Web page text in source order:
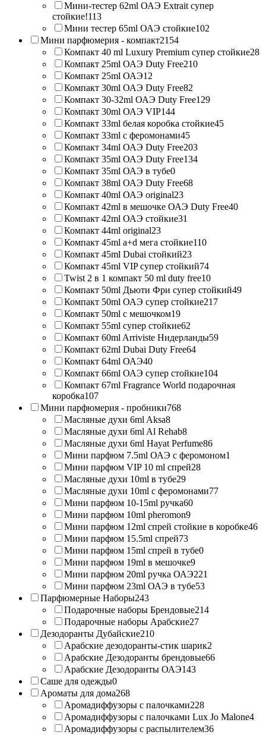
Мини-тестер 62ml ОАЭ Extrait супер
стойкие!113
Мини тестер 65ml ОАЭ стойкие102
Мини парфюмерия - компакт2154
Компакт 40 ml Luxury Premium супер стойкие28
Компакт 25ml ОАЭ Duty Free210
Компакт 25ml ОАЭ12
Компакт 30ml ОАЭ Duty Free82
Компакт 30-32ml ОАЭ Duty Free129
Компакт 30ml ОАЭ VIP144
Компакт 33ml белая коробка стойкие45
Компакт 33ml с феромонами45
Компакт 34ml ОАЭ Duty Free203
Компакт 35ml ОАЭ Duty Free134
Компакт 35ml ОАЭ в тубе0
Компакт 38ml ОАЭ Duty Free68
Компакт 40ml ОАЭ original23
Компакт 42ml в мешочке ОАЭ Duty Free40
Компакт 42ml ОАЭ стойкие31
Компакт 44ml original23
Компакт 45ml a+d мега стойкие110
Компакт 45ml Dubai стойкий23
Компакт 45ml VIP супер стойкий74
Twist 2 в 1 компакт 50 ml duty free10
Компакт 50ml Дьюти Фри супер стойкий49
Компакт 50ml ОАЭ супер стойкие217
Компакт 50ml с мешочком19
Компакт 55ml супер стойкие62
Компакт 60ml Arriviste Нидерланды59
Компакт 62ml Dubai Duty Free64
Компакт 64ml ОАЭ40
Компакт 66ml ОАЭ супер стойкие104
Компакт 67ml Fragrance World подарочная
коробка107
Мини парфюмерия - пробники768
Масляные духи 6ml Aksa8
Масляные духи 6ml Al Rehab8
Масляные духи 6ml Hayat Perfume86
Мини парфюм 7.5ml ОАЭ с феромоном1
Мини парфюм VIP 10 ml спрей28
Масляные духи 10ml в тубе29
Масляные духи 10ml с феромонами77
Мини парфюм 10-15ml ручка60
Мини парфюм 10ml pheromon9
Мини парфюм 12ml спрей стойкие в коробке46
Мини парфюм 15.5ml спрей73
Мини парфюм 15ml спрей в тубе0
Мини парфюм 19ml в мешочке9
Мини парфюм 20ml ручка ОАЭ221
Мини парфюм 23ml ОАЭ в тубе53
Парфюмерные Наборы243
Подарочные наборы Брендовые214
Подарочные наборы Арабские27
Дезодоранты Дубайские210
Арабские дезодоранты-стик шарик2
Арабские Дезодоранты брендовые66
Арабские Дезодоранты ОАЭ143
Саше для одежды0
Ароматы для дома268
Аромадиффузоры с палочками228
Аромадиффузоры с палочками Lux Jo Malone4
Аромадиффузоры с распылителем36